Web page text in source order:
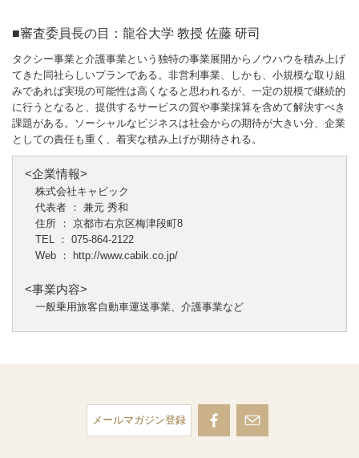
■審査委員長の目：龍谷大学 教授 佐藤 研司
タクシー事業と介護事業という独特の事業展開からノウハウを積み上げ
てきた同社らしいプランである。非営利事業、しかも、小規模な取り組
みであれば実現の可能性は高くなると思われるが、一定の規模で継続的
に行うとなると、提供するサービスの質や事業採算を含めて解決すべき
課題がある。ソーシャルなビジネスは社会からの期待が大きい分、企業
としての責任も重く、着実な積み上げが期待される。
<企業情報>
株式会社キャビック
代表者 ： 兼元 秀和
住所 ： 京都市右京区梅津段町8
TEL ： 075-864-2122
Web ：
http://www.cabik.co.jp/
<事業内容>
一般乗用旅客自動車運送事業、介護事業など
メールマガジン登録